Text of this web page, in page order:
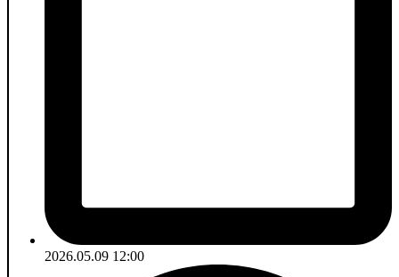
2026.05.09 12:00